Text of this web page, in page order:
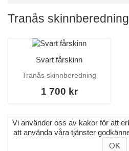
Tranås skinnberedning
Svart fårskinn
Tranås skinnberedning
1 700 kr
Vi använder oss av kakor för att
att använda våra tjänster
OK